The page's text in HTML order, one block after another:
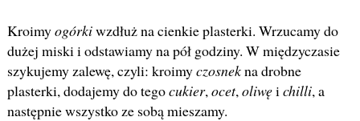
Kroimyogórkiwzdłuż na cienkie plasterki. Wrzucamy do
dużej miski i odstawiamy na pół godziny. W międzyczasie
szykujemy zalewę, czyli: kroimyczosnekna drobne
plasterki, dodajemy do tegocukier,ocet,oliwęichilli, a
następnie wszystko ze sobą mieszamy.